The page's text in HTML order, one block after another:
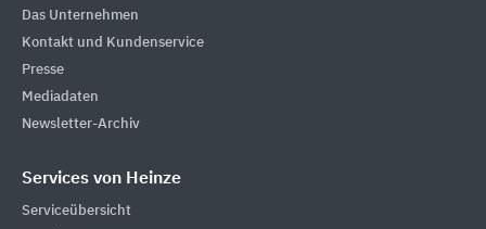
Das Unternehmen
Kontakt und Kundenservice
Presse
Mediadaten
Newsletter-Archiv
Services von Heinze
Serviceübersicht